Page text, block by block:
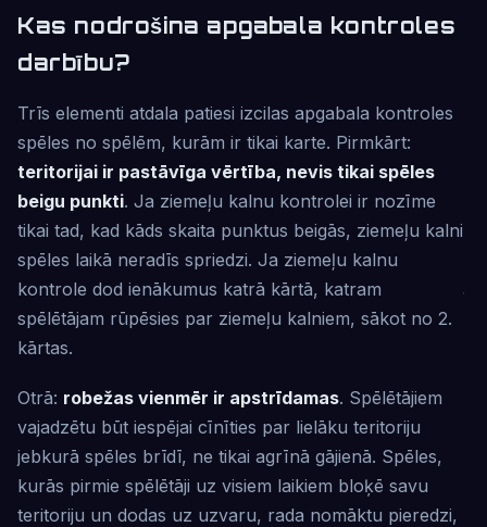
Kas nodrošina apgabala kontroles
darbību?
Trīs elementi atdala patiesi izcilas apgabala kontroles
spēles no spēlēm, kurām ir tikai karte. Pirmkārt:
teritorijai ir pastāvīga vērtība, nevis tikai spēles
beigu punkti. Ja ziemeļu kalnu kontrolei ir nozīme
tikai tad, kad kāds skaita punktus beigās, ziemeļu kalni
spēles laikā neradīs spriedzi. Ja ziemeļu kalnu
kontrole dod ienākumus katrā kārtā, katram
spēlētājam rūpēsies par ziemeļu kalniem, sākot no 2.
kārtas.
Otrā: robežas vienmēr ir apstrīdamas. Spēlētājiem
vajadzētu būt iespējai cīnīties par lielāku teritoriju
jebkurā spēles brīdī, ne tikai agrīnā gājienā. Spēles,
kurās pirmie spēlētāji uz visiem laikiem bloķē savu
teritoriju un dodas uz uzvaru, rada nomāktu pieredzi,